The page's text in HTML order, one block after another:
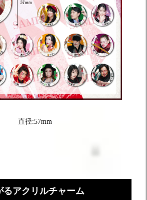
直径:57mm
るアクリルチャーム